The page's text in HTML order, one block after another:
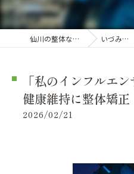
仙川の整体ならいづみ堂整体院 いづみ堂のブログ
「私のインフルエ
健康維持に整体矯正
2026/02/21